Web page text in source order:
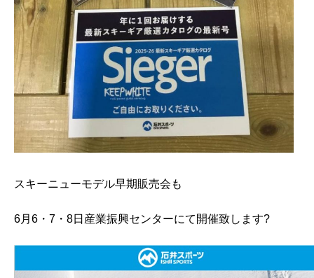
スキーニューモデル早期販売会も
6月6・7・8日産業振興センターにて開催致します?